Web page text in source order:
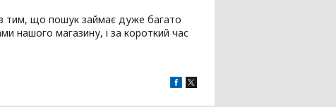
тим, що пошук займає дуже багато
нашого магазину, і за короткий час